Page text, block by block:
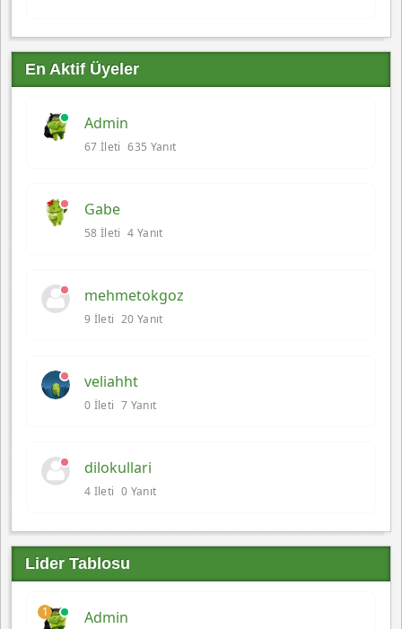
En Aktif Üyeler
Admin
67 İleti 635 Yanıt
Gabe
58 İleti 4 Yanıt
mehmetokgoz
9 İleti 20 Yanıt
veliahht
0 İleti 7 Yanıt
dilokullari
4 İleti 0 Yanıt
Lider Tablosu
1 Admin